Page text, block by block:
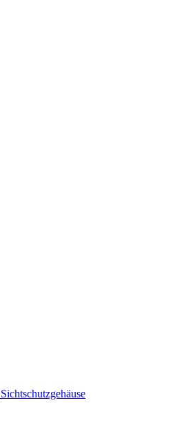
Sichtschutzgehäuse